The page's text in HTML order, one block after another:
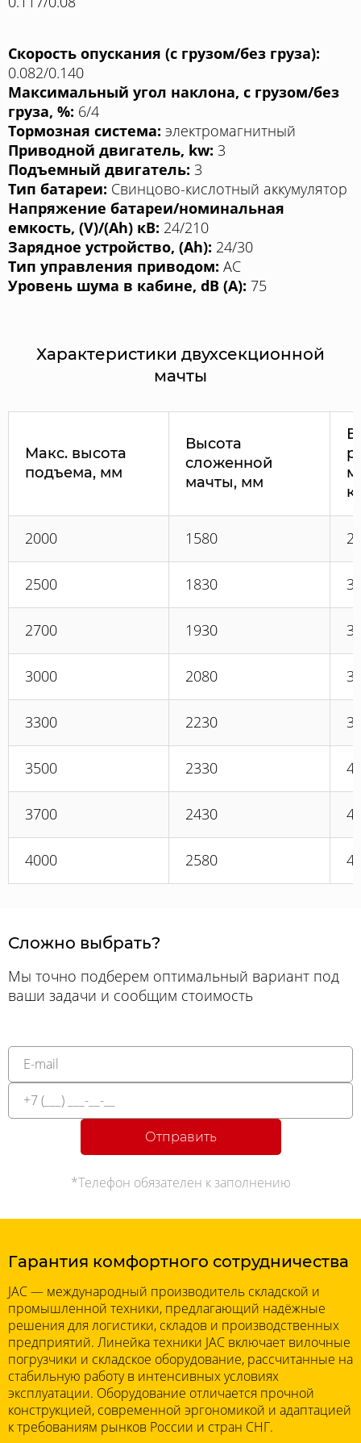
Скорость опускания (с грузом/без груза):
0.082/0.140
Максимальный угол наклона, с грузом/без
груза, %: 6/4
Тормозная система: электромагнитный
Приводной двигатель, kw: 3
Подъемный двигатель: 3
Тип батареи: Свинцово-кислотный аккумулятор
Напряжение батареи/номинальная
емкость, (V)/(Ah) кВ: 24/210
Зарядное устройство, (Ah): 24/30
Тип управления приводом: AC
Уровень шума в кабине, dB (A): 75
Характеристики двухсекционной
мачты
Макс. высота
подъема, мм
Высота
сложенной
мачты, мм
2000 1580
2500 1830
2700 1930
3000 2080
3300 2230
3500 2330
3700 2430
4000 2580
Сложно выбрать?
Мы точно подберем оптимальный вариант под
ваши задачи и сообщим стоимость
Отправить
*Телефон обязателен к заполнению
Гарантия комфортного сотрудничества
JAC — международный производитель складской и
промышленной техники, предлагающий надёжные
решения для логистики, складов и производственных
предприятий. Линейка техники JAC включает вилочные
погрузчики и складское оборудование, рассчитанные на
стабильную работу в интенсивных условиях
эксплуатации. Оборудование отличается прочной
конструкцией, современной эргономикой и адаптацией
к требованиям рынков России и стран СНГ.